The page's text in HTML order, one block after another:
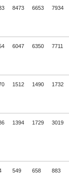
8473 6653 7934
6047 6350 7711
1512 1490 1732
1394 1729 3019
549 658 883